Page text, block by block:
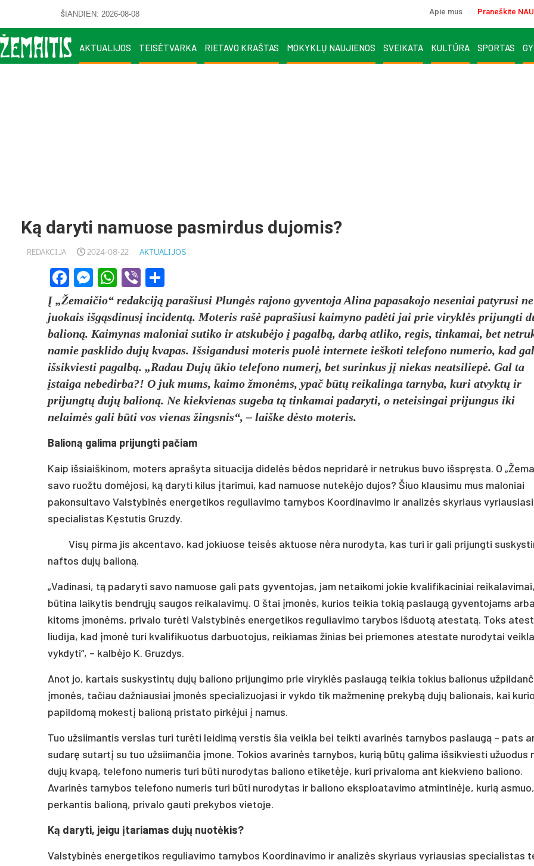
ŠIANDIEN: 2026-08-08 Apie mus Praneškite
AKTUALIJOS TEISĖTVARKA RIETAVO KRAŠTAS MOKYKLŲ NAUJIENOS SVEIKATA KULTŪRA SPORTAS
Ką daryti namuose pasmirdus dujomis?
REDAKCIJA 2024-08-22 AKTUALIJOS
Facebook
Messenger
WhatsApp
Viber
Į „Žemaičio“ redakciją parašiusi Plungės rajono gyventoja Alina papasakojo neseniai patyrusi ne
juokais išgąsdinusį incidentą. Moteris rašė paprašiusi kaimyno padėti jai prie viryklės prijungti
balioną. Kaimynas maloniai sutiko ir atskubėjo į pagalbą, darbą atliko, regis, tinkamai, bet
namie pasklido dujų kvapas. Išsigandusi moteris puolė internete ieškoti telefono numerio, kad
išsikviesti pagalbą. „Radau Dujų ūkio telefono numerį, bet surinkus jį niekas neatsiliepė. Gal ta
įstaiga nebedirba?! O juk mums, kaimo žmonėms, ypač būtų reikalinga tarnyba, kuri atvyktų ir
prijungtų dujų balioną. Ne kiekvienas sugeba tą tinkamai padaryti, o neteisingai prijungus iki
nelaimės gali būti vos vienas žingsnis“, – laiške dėsto moteris.
Balioną galima prijungti pačiam
Kaip išsiaiškinom, moters aprašyta situacija didelės bėdos nepridarė ir netrukus buvo išspręsta. O
savo ruožtu domėjosi, ką daryti kilus įtarimui, kad namuose nutekėjo dujos? Šiuo klausimu mus maloniai
pakonsultavo Valstybinės energetikos reguliavimo tarnybos Koordinavimo ir analizės skyriaus
specialistas Kęstutis Gruzdy.
Visų pirma jis akcentavo, kad jokiuose teisės aktuose nėra nurodyta, kas turi ir gali prijungti
naftos dujų balioną.
„Vadinasi, tą padaryti savo namuose gali pats gyventojas, jam netaikomi jokie kvalifikaciniai
būtina laikytis bendrųjų saugos reikalavimų. O štai įmonės, kurios teikia tokią paslaugą gyventojams arba
kitoms įmonėms, privalo turėti Valstybinės energetikos reguliavimo tarybos išduotą atestatą. Toks
liudija, kad įmonė turi kvalifikuotus darbuotojus, reikiamas žinias bei priemones atestate nurodytai
vykdyti“, – kalbėjo K. Gruzdys.
Anot jo, kartais suskystintų dujų baliono prijungimo prie viryklės paslaugą teikia tokius balionus
įmonės, tačiau dažniausiai įmonės specializuojasi ir vykdo tik mažmeninę prekybą dujų balionais, kai
papildomą mokestį balioną pristato pirkėjui į namus.
Tuo užsiimantis verslas turi turėti leidimą verstis šia veikla bei teikti avarinės tarnybos paslaugą – pats
sudarę sutartį su tuo užsiimančia įmone. Tokios avarinės tarnybos, kurią būtų galima išsikviesti užuodus
dujų kvapą, telefono numeris turi būti nurodytas baliono etiketėje, kuri privaloma ant kiekvieno baliono.
Avarinės tarnybos telefono numeris turi būti nurodytas ir baliono eksploatavimo atmintinėje, kurią asmuo,
perkantis balioną, privalo gauti prekybos vietoje.
Ką daryti, jeigu įtariamas dujų nuotėkis?
Valstybinės energetikos reguliavimo tarnybos Koordinavimo ir analizės skyriaus vyriausias specialistas